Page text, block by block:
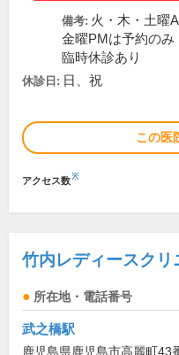
備考: 火・木・土曜
金曜PMは予約のみ
臨時休診あり
休診日: 日、祝
この医
アクセス数※
竹内レディースク
所在地・電話番号
武之橋駅
鹿児島県鹿児島市高麗町43